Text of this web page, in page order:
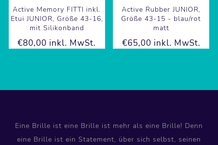
Active Memory FITTI inkl.
Etui JUNIOR, Größe 43-16,
mit Silikonband
€80,00 inkl. MwSt.
Active Rubber JUNIOR,
Größe 43-15 - blau/rot
matt
€65,00 inkl. MwSt.
Eine Brille ist eine Brille ist mehr als eine Brille! Denn
eine Brille ist ein Statement, über sich selbst, seinen